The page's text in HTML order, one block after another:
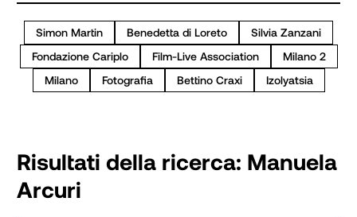
Simon Martin Benedetta di Loreto
Silvia Zanzani
Fondazione Cariplo
Film-Live Association
Milano 2
Milano
Fotografia Bettino Craxi Izolyatsia
Risultati della ricerca: Manuela
Arcuri